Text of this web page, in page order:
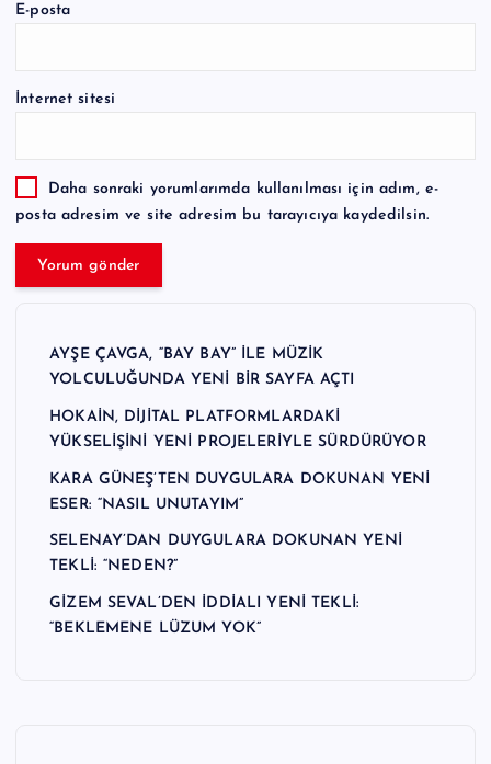
E-posta
İnternet sitesi
Daha sonraki yorumlarımda kullanılması için adım, e-
posta adresim ve site adresim bu tarayıcıya kaydedilsin.
AYŞE ÇAVGA, “BAY BAY” İLE MÜZİK
YOLCULUĞUNDA YENİ BİR SAYFA AÇTI
HOKAİN, DİJİTAL PLATFORMLARDAKİ
YÜKSELİŞİNİ YENİ PROJELERİYLE SÜRDÜRÜYOR
KARA GÜNEŞ’TEN DUYGULARA DOKUNAN YENİ
ESER: “NASIL UNUTAYIM”
SELENAY’DAN DUYGULARA DOKUNAN YENİ
TEKLİ: “NEDEN?”
GİZEM SEVAL’DEN İDDİALI YENİ TEKLİ:
“BEKLEMENE LÜZUM YOK”